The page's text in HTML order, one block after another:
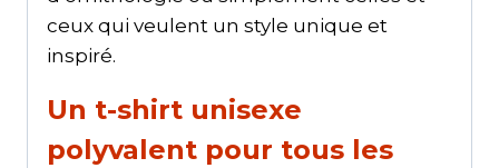
ceux qui veulent un style unique et
inspiré.
Un t-shirt unisexe
polyvalent pour tous les